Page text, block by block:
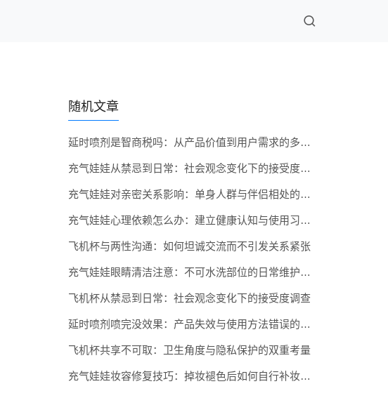
随机文章
延时喷剂是智商税吗：从产品价值到用户需求的多维度评估
充气娃娃从禁忌到日常：社会观念变化下的接受度调查
充气娃娃对亲密关系影响：单身人群与伴侣相处的不同角色
充气娃娃心理依赖怎么办：建立健康认知与使用习惯的建议
飞机杯与两性沟通：如何坦诚交流而不引发关系紧张
充气娃娃眼睛清洁注意：不可水洗部位的日常维护方法
飞机杯从禁忌到日常：社会观念变化下的接受度调查
延时喷剂喷完没效果：产品失效与使用方法错误的排查清单
飞机杯共享不可取：卫生角度与隐私保护的双重考量
充气娃娃妆容修复技巧：掉妆褪色后如何自行补妆还原